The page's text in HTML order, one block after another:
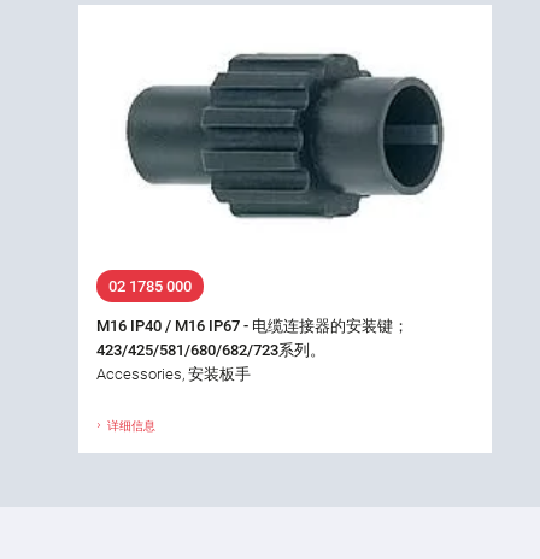
02 1785 000
M16 IP40 / M16 IP67 - 电缆连接器的安装键；
423/425/581/680/682/723系列。
Accessories, 安装板手
详细信息